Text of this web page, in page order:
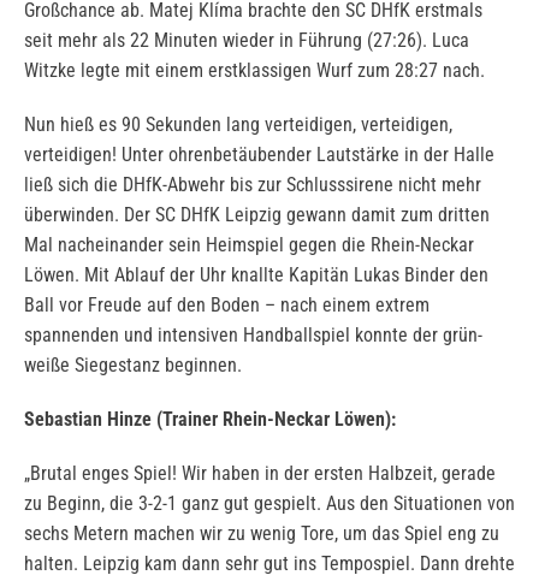
Großchance ab. Matej Klíma brachte den SC DHfK erstmals
seit mehr als 22 Minuten wieder in Führung (27:26). Luca
Witzke legte mit einem erstklassigen Wurf zum 28:27 nach.
Nun hieß es 90 Sekunden lang verteidigen, verteidigen,
verteidigen! Unter ohrenbetäubender Lautstärke in der Halle
ließ sich die DHfK-Abwehr bis zur Schlusssirene nicht mehr
überwinden. Der SC DHfK Leipzig gewann damit zum dritten
Mal nacheinander sein Heimspiel gegen die Rhein-Neckar
Löwen. Mit Ablauf der Uhr knallte Kapitän Lukas Binder den
Ball vor Freude auf den Boden – nach einem extrem
spannenden und intensiven Handballspiel konnte der grün-
weiße Siegestanz beginnen.
Sebastian Hinze (Trainer Rhein-Neckar Löwen):
„Brutal enges Spiel! Wir haben in der ersten Halbzeit, gerade
zu Beginn, die 3-2-1 ganz gut gespielt. Aus den Situationen von
sechs Metern machen wir zu wenig Tore, um das Spiel eng zu
halten. Leipzig kam dann sehr gut ins Tempospiel. Dann drehte